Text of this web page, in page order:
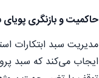
حاکمیت و بازنگری
مدیریت سبد ابتکارات
ایجاب می‌کند که سبد